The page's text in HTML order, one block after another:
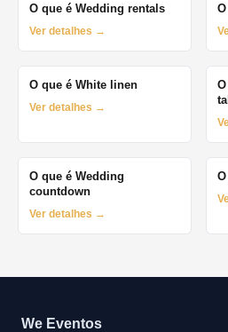
O que é Wedding rentals
Ver detalhes →
O que é White linen
Ver detalhes →
O que é Wedding
countdown
Ver detalhes →
We Eventos